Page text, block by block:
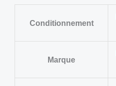
Conditionnement
Marque